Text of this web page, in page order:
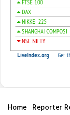
Home Reporter